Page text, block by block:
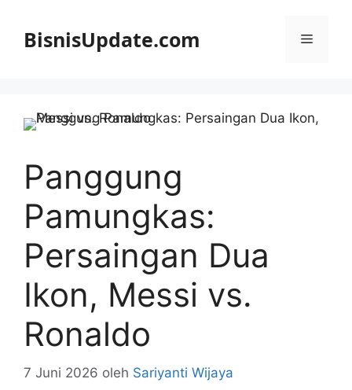
BisnisUpdate.com Menu
Panggung
Pamungkas:
Persaingan Dua
Ikon, Messi vs.
Ronaldo
7 Juni 2026 oleh Sariyanti Wijaya